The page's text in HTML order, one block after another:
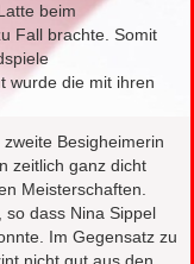
beim
Fall brachte. Somit
wurde die mit ihren
Besigheimerin
zeitlich ganz dicht
Meisterschaften.
dass Nina Sippel
Im Gegensatz zu